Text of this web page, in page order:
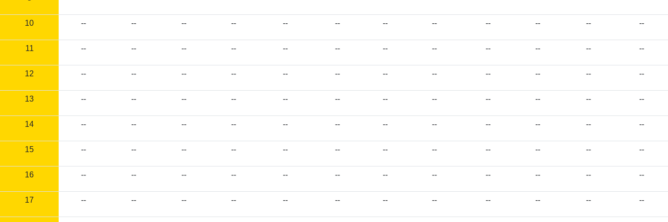
10 -- -- -- -- -- -- -- -- -- -- -- --
11 -- -- -- -- -- -- -- -- -- -- -- --
12 -- -- -- -- -- -- -- -- -- -- -- --
13 -- -- -- -- -- -- -- -- -- -- -- --
14 -- -- -- -- -- -- -- -- -- -- -- --
15 -- -- -- -- -- -- -- -- -- -- -- --
16 -- -- -- -- -- -- -- -- -- -- -- --
17 -- -- -- -- -- -- -- -- -- -- -- --